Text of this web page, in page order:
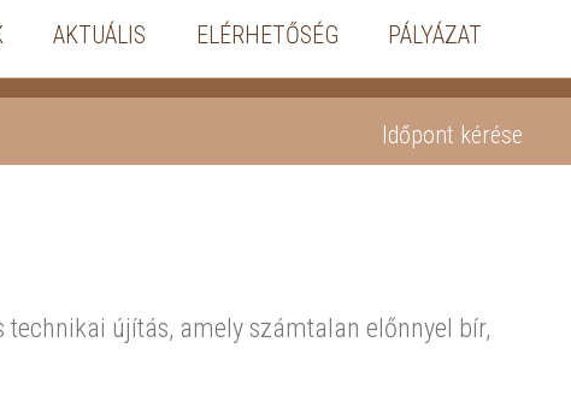
AKTUÁLIS ELÉRHETŐSÉG PÁLYÁZAT
Időpont kérése
újítás, amely számtalan előnnyel bír,